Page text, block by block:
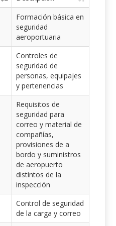
Formación básica en
seguridad
aeroportuaria
Controles de
seguridad de
personas, equipajes
y pertenencias
Requisitos de
seguridad para
correo y material de
compañías,
provisiones de a
bordo y suministros
de aeropuerto
distintos de la
inspección
Control de seguridad
de la carga y correo